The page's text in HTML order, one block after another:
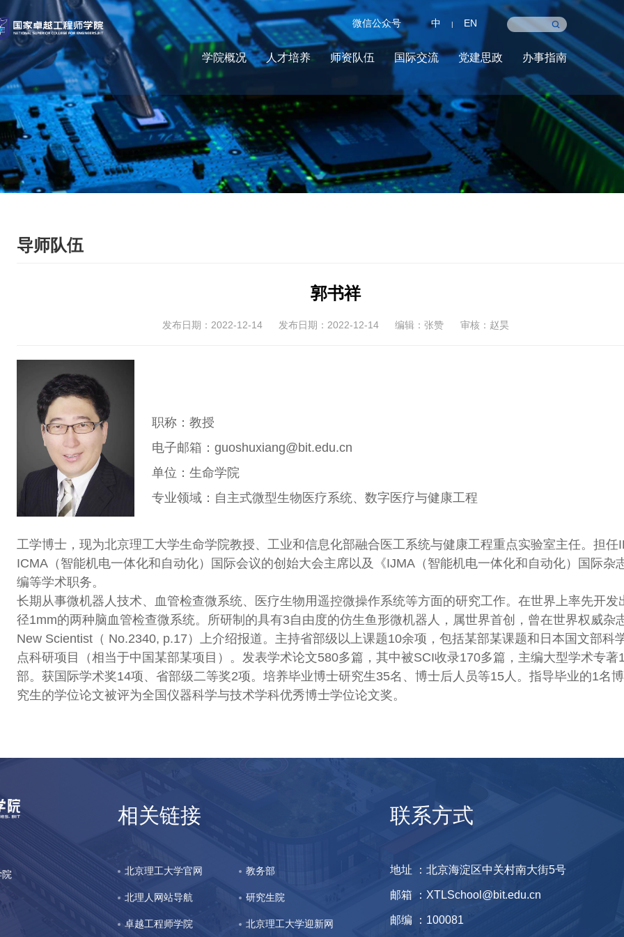
学院概况 人才培养 师资队伍 国际交流 党建思政 办事指南
微信公众号 中 | EN
导师队伍
郭书祥
发布日期：2022-12-14 发布日期：2022-12-14 编辑：张赞 审核：赵昊
职称：教授
电子邮箱：guoshuxiang@bit.edu.cn
单位：生命学院
专业领域：自主式微型生物医疗系统、数字医疗与健康工程
工学博士，现为北京理工大学生命学院教授、工业和信息化部融合医工系统与健康工程重点实验室主任。担任
ICMA（智能机电一体化和自动化）国际会议的创始大会主席以及《IJMA（智能机电一体化和自动化）国际杂
编等学术职务。
长期从事微机器人技术、血管检查微系统、医疗生物用遥控微操作系统等方面的研究工作。在世界上率先开发
径1mm的两种脑血管检查微系统。所研制的具有3自由度的仿生鱼形微机器人，属世界首创，曾在世界权威杂
New Scientist（ No.2340, p.17）上介绍报道。主持省部级以上课题10余项，包括某部某课题和日本国文部科
点科研项目（相当于中国某部某项目）。发表学术论文580多篇，其中被SCI收录170多篇，主编大型学术专著
部。获国际学术奖14项、省部级二等奖2项。培养毕业博士研究生35名、博士后人员等15人。指导毕业的1名
究生的学位论文被评为全国仪器科学与技术学科优秀博士学位论文奖。
院
相关链接
北京理工大学官网 教务部
北理人网站导航 研究生院
卓越工程师学院 北京理工大学迎新网
联系方式
地址 ：北京海淀区中关村南大街5号
邮箱 ：XTLSchool@bit.edu.cn
邮编 ：100081